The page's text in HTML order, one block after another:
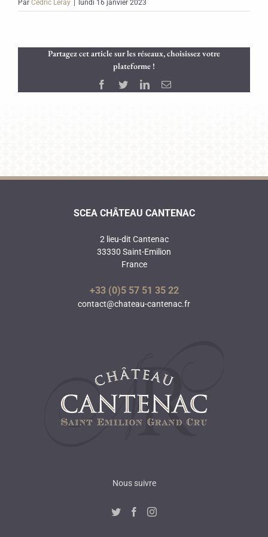
Par Cédric Leray lundi 16 janvier 2023
Partagez cet article sur les réseaux, choisissez votre
plateforme !
Facebook
TwitterLinkedInEmail
SCEA CHÂTEAU CANTENAC
2 lieu-dit Cantenac
33330 Saint-Emilion
France
+33 (0)5 57 51 35 22
contact@chateau-cantenac.fr
Nous suivre